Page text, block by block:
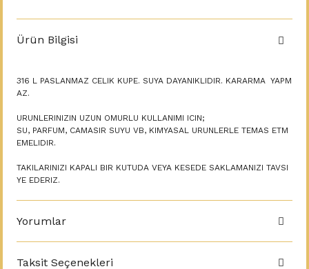
Ürün Bilgisi
316 L PASLANMAZ CELIK KUPE. SUYA DAYANIKLIDIR. KARARMA YAPM
AZ.
URUNLERINIZIN UZUN OMURLU KULLANIMI ICIN;
SU, PARFUM, CAMASIR SUYU VB, KIMYASAL URUNLERLE TEMAS ETM
EMELIDIR.
TAKILARINIZI KAPALI BIR KUTUDA VEYA KESEDE SAKLAMANIZI TAVSI
YE EDERIZ.
Yorumlar
Taksit Seçenekleri